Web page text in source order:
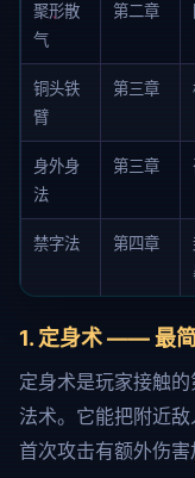
聚形散
气
第二章
铜头铁
臂
第三章
身外身
法
第三章
禁字法 第四章
1. 定身术 —— 最
定身术是玩家接触
法术。它能把附近
首次攻击有额外伤害